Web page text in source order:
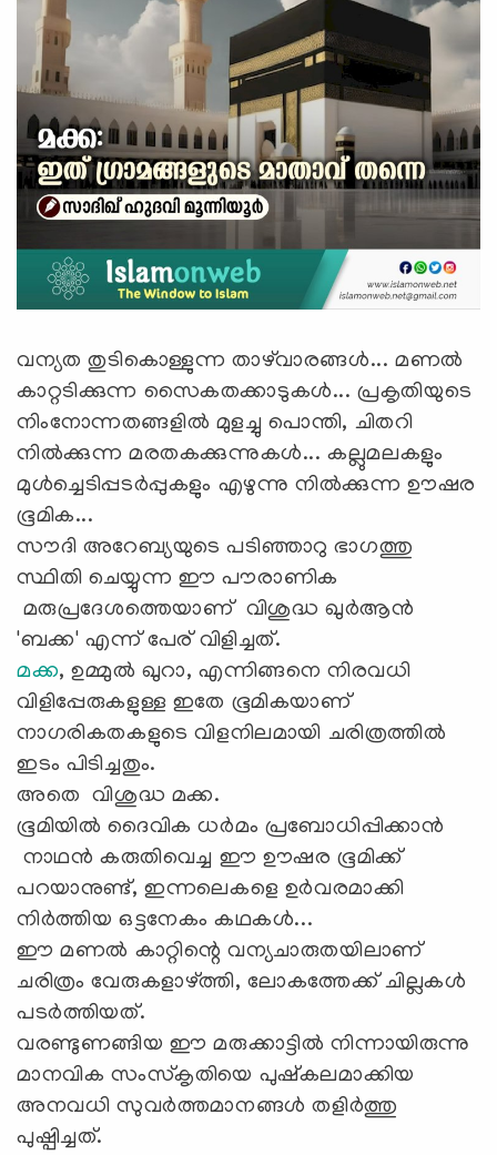
വന്യത തുടികൊള്ളുന്ന താഴ്‌വാരങ്ങൾ... മണൽ
കാറ്റടിക്കുന്ന സൈകതക്കാടുകൾ... പ്രകൃതിയുടെ
നിംനോന്നതങ്ങളിൽ മുളച്ചു പൊന്തി, ചിതറി
നിൽക്കുന്ന മരതകക്കുന്നുകൾ... കല്ലുമലകളും
മുൾച്ചെടിപ്പടർപ്പുകളും എഴുന്നു നിൽക്കുന്ന ഊഷര
ഭൂമിക...
സൗദി അറേബ്യയുടെ പടിഞ്ഞാറു ഭാഗത്തു
സ്ഥിതി ചെയ്യുന്ന ഈ പൗരാണിക
മരുപ്രദേശത്തെയാണ് വിശുദ്ധ ഖുർആൻ
'ബക്ക' എന്ന് പേര് വിളിച്ചത്.
മക്ക, ഉമ്മുൽ ഖുറാ, എന്നിങ്ങനെ നിരവധി
വിളിപ്പേരുകളുള്ള ഇതേ ഭൂമികയാണ്
നാഗരികതകളുടെ വിളനിലമായി ചരിത്രത്തിൽ
ഇടം പിടിച്ചതും.
അതെ വിശുദ്ധ മക്ക.
ഭൂമിയിൽ ദൈവിക ധർമം പ്രബോധിപ്പിക്കാൻ
നാഥൻ കരുതിവെച്ച ഈ ഊഷര ഭൂമിക്ക്
പറയാനുണ്ട്, ഇന്നലെകളെ ഉർവരമാക്കി
നിർത്തിയ ഒട്ടനേകം കഥകൾ...
ഈ മണൽ കാറ്റിന്റെ വന്യചാരുതയിലാണ്
ചരിത്രം വേരുകളാഴ്ത്തി, ലോകത്തേക്ക് ചില്ലകൾ
പടർത്തിയത്.
വരണ്ടുണങ്ങിയ ഈ മരുക്കാട്ടിൽ നിന്നായിരുന്നു
മാനവിക സംസ്‌കൃതിയെ പുഷ്കലമാക്കിയ
അനവധി സുവർത്തമാനങ്ങൾ തളിർത്തു
പുഷ്പിച്ചത്.